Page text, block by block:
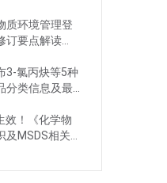
质环境管理登
订要点解读
3-氯丙炔等5种
分类信息及最
效！《化学物
MSDS相关标